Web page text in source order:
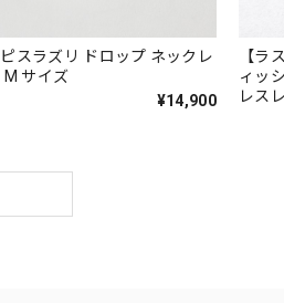
スラズリ ドロップ ネックレ
M サイズ
¥14,900
【ラ
ィッ
レス